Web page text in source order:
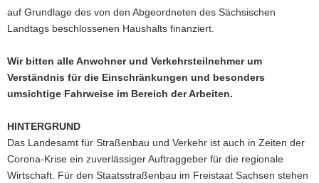
auf Grundlage des von den Abgeordneten des Sächsischen
Landtags beschlossenen Haushalts finanziert.
Wir bitten alle Anwohner und Verkehrsteilnehmer um
Verständnis für die Einschränkungen und besonders
umsichtige Fahrweise im Bereich der Arbeiten.
HINTERGRUND
Das Landesamt für Straßenbau und Verkehr ist auch in Zeiten der
Corona-Krise ein zuverlässiger Auftraggeber für die regionale
Wirtschaft. Für den Staatsstraßenbau im Freistaat Sachsen stehen